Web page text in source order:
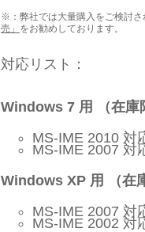
※：弊社では大量購入をご検討
売」 をお勧めしております。
対応リスト：
Windows 7 用 （在庫
MS-IME 2010 対
MS-IME 2007 対
Windows XP 用 （在
MS-IME 2007 対
MS-IME 2002 対